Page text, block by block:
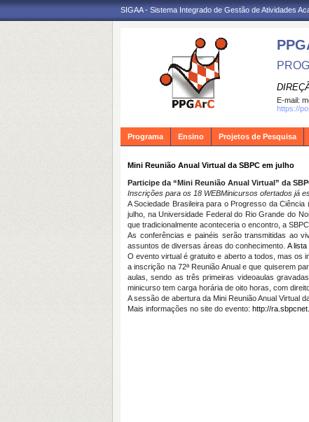
SIGAA - Sistema Integrado de Gestão de Atividades
E-mail:
https://
Programa Ensino Projetos de Pesquisa
Mini Reunião Anual Virtual da SBPC em julho
Participe da “Mini Reunião Anual Virtual” da
Inscrições para os 18 WEBMinicursos ofertados já
A Sociedade Brasileira para o Progresso da
julho , na Universidade Federal do Rio Grande do
que tradicionalmente aconteceria o encontro, a
As conferências e painéis serão transmitidas ao
assuntos de diversas áreas do conhecimento. A
O evento virtual é gratuito e aberto a todos, mas os
a inscrição na 72ª Reunião Anual e que quiserem
aulas, sendo as três primeiras videoaulas
minicurso tem carga horária de oito horas, com
A sessão de abertura da Mini Reunião Anual Virtual
Mais informações no site do evento: http://